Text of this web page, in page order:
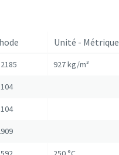
Unité - Métrique
927 kg/m³